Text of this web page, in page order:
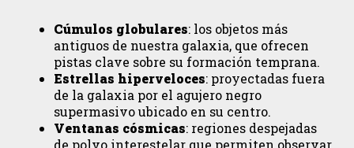
Cúmulos globulares: los objetos más
antiguos de nuestra galaxia, que ofrecen
pistas clave sobre su formación temprana.
Estrellas hiperveloces: proyectadas fuera
de la galaxia por el agujero negro
supermasivo ubicado en su centro.
Ventanas cósmicas: regiones despejadas
de polvo interestelar que permiten observar